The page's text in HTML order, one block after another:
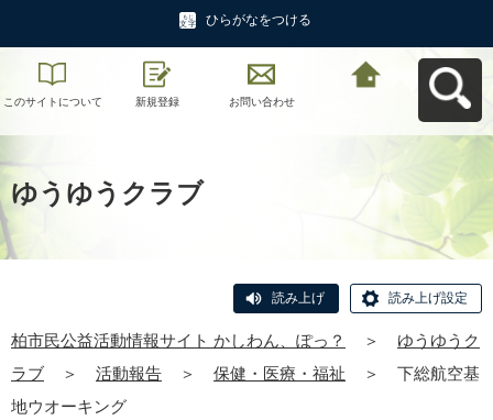
ひらがなをつける
このサイトについて 新規登録 お問い合わせ
ゆうゆうクラブ
読み上げ 読み上げ設定
柏市民公益活動情報サイト かしわん、ぽっ？ ＞
ゆうゆうク
ラブ
＞ 活動報告 ＞ 保健・医療・福祉 ＞
下総航空基
地ウオーキング